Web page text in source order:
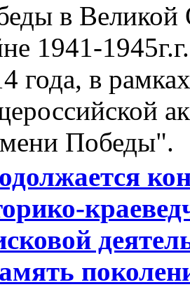
в Великой
1941-
года, в
Победы".